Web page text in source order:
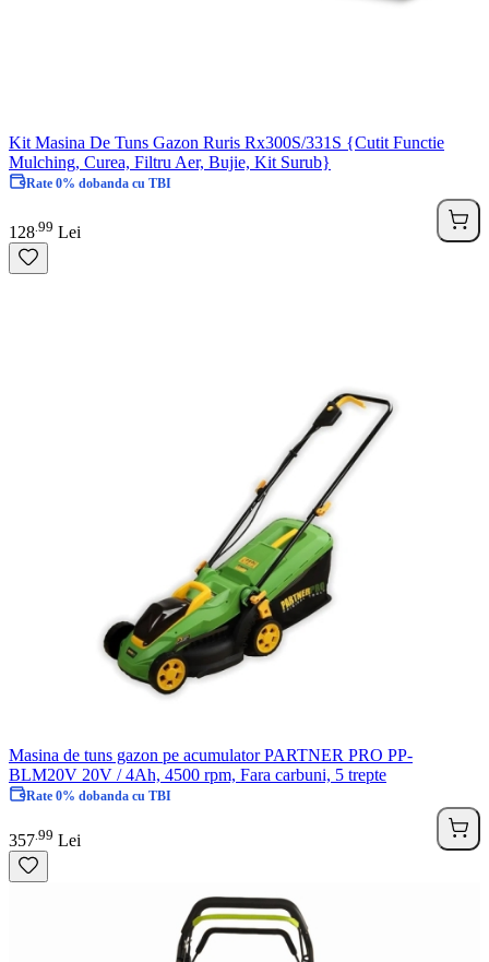
Kit Masina De Tuns Gazon Ruris Rx300S/331S {Cutit Functie
Mulching, Curea, Filtru Aer, Bujie, Kit Surub}
Rate 0% dobanda cu TBI
128 99 Lei
Masina de tuns gazon pe acumulator PARTNER PRO PP-
BLM20V 20V / 4Ah, 4500 rpm, Fara carbuni, 5 trepte
Rate 0% dobanda cu TBI
357 99 Lei